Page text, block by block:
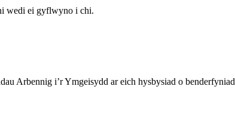
wedi ei gyflwyno i chi.
Arbennig i’r Ymgeisydd ar eich hysbysiad o